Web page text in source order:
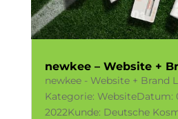
newkee – Website +
newkee - Website + Brand
Kategorie: WebsiteDatum:
2022Kunde: Deutsche